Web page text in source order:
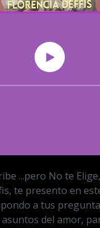
...pero No te
te presento en
a tus
del amor,